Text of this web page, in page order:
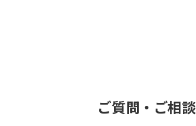
ご質問・ご相